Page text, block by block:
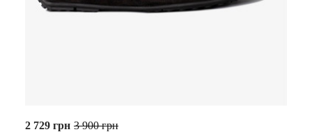
2 729 грн 3 900 грн